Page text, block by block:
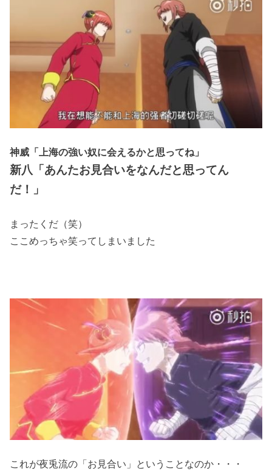
神威「上海の強い奴に会えるかと思ってね」
新八「あんたお見合いをなんだと思ってん
だ！」
まったくだ（笑）
ここめっちゃ笑ってしまいました
これが夜兎流の「お見合い」ということなのか・・・